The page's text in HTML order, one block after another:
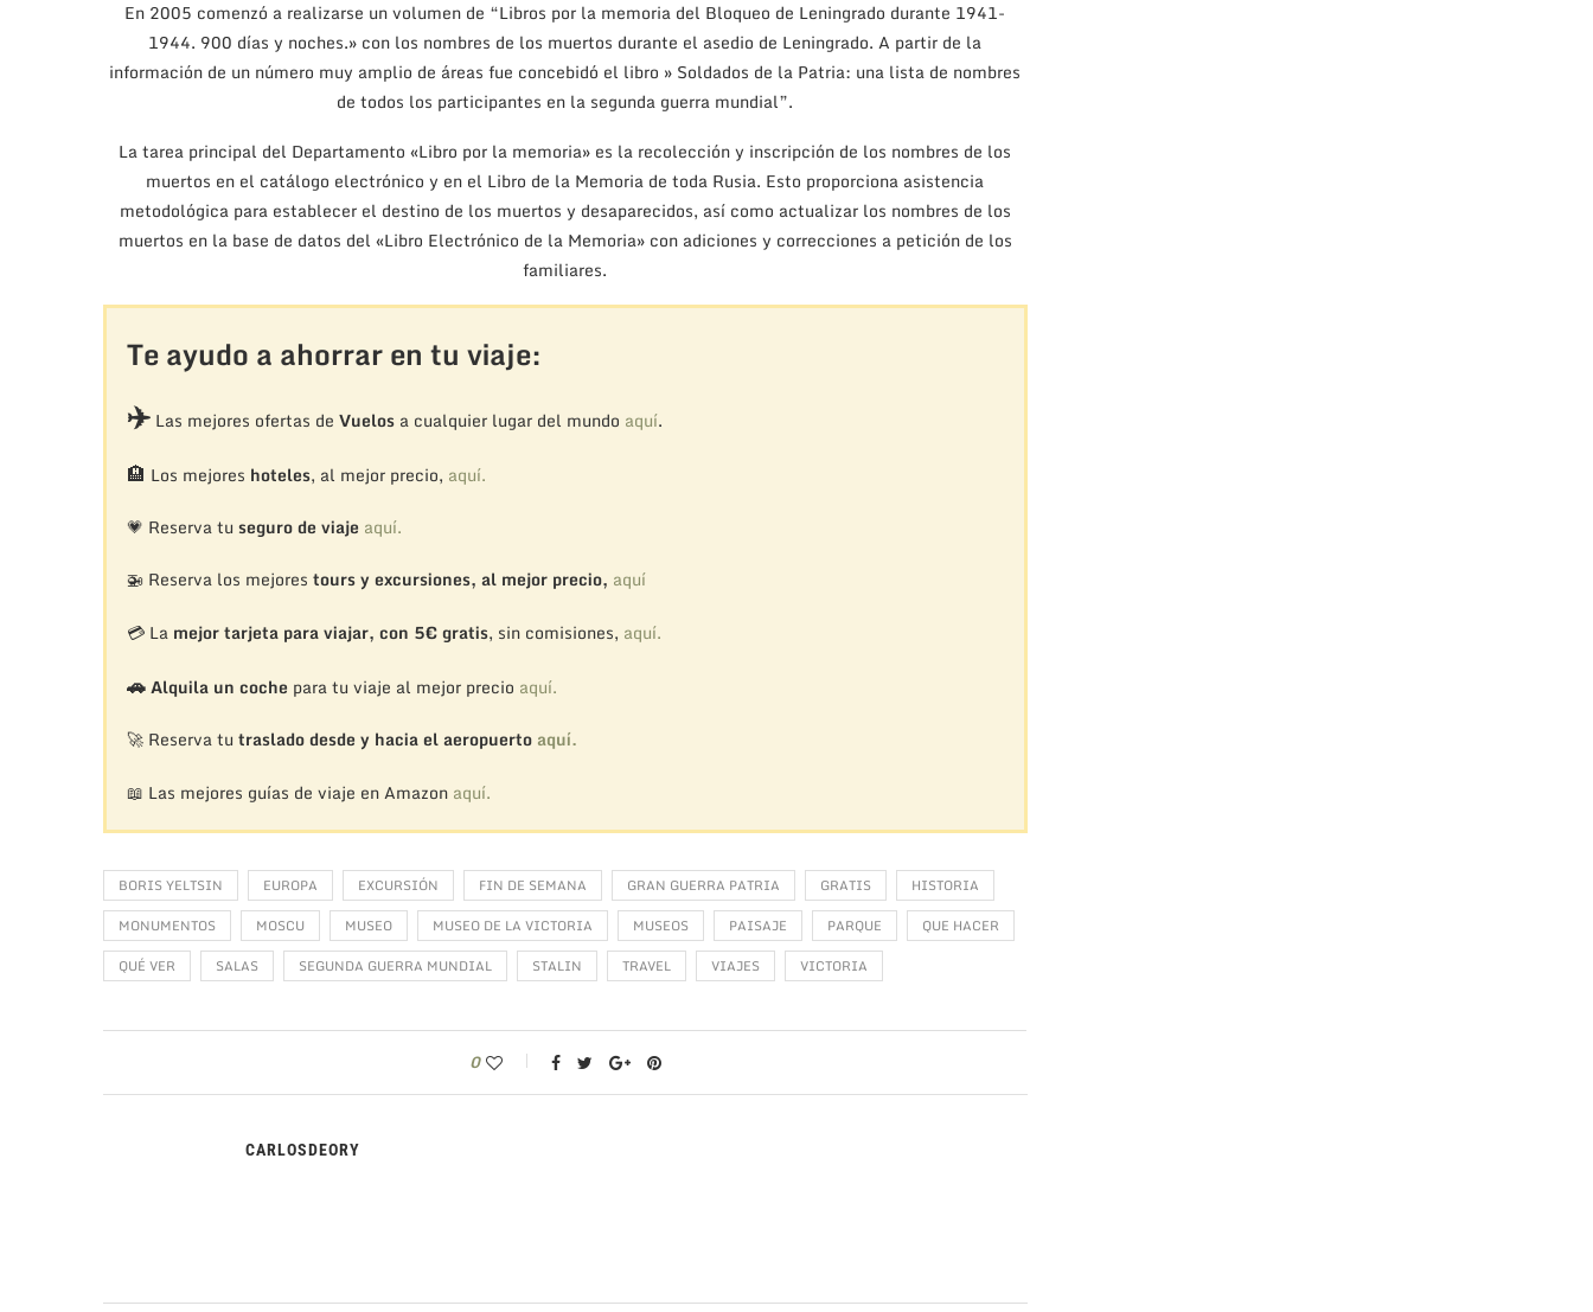
En 2005 comenzó a realizarse un volumen de “Libros por la memoria del Bloqueo de Leningrado durante 1941-
1944. 900 días y noches.» con los nombres de los muertos durante el asedio de Leningrado. A partir de la
información de un número muy amplio de áreas fue concebidó el libro » Soldados de la Patria: una lista de nombres
de todos los participantes en la segunda guerra mundial”.
La tarea principal del Departamento «Libro por la memoria» es la recolección y inscripción de los nombres de los
muertos en el catálogo electrónico y en el Libro de la Memoria de toda Rusia. Esto proporciona asistencia
metodológica para establecer el destino de los muertos y desaparecidos, así como actualizar los nombres de los
muertos en la base de datos del «Libro Electrónico de la Memoria» con adiciones y correcciones a petición de los
familiares.
Te ayudo a ahorrar en tu viaje:
✈️Las mejores ofertas de Vuelosa cualquier lugar del mundo aquí.
🏨 Los mejores hoteles, al mejor precio, aquí.
💗 Reserva tu seguro de viaje aquí.
🚁 Reserva los mejores tours y excursiones, al mejor precio, aquí
💳 La mejor tarjeta para viajar, con 5€ gratis, sin comisiones, aquí.
🚗Alquila un coche para tu viaje al mejor precio aquí.
🚀 Reserva tu traslado desde y hacia el aeropuerto aquí.
📖 Las mejores guías de viaje en Amazon aquí.
BORIS YELTSIN EUROPA EXCURSIÓN FIN DE SEMANA GRAN GUERRA PATRIA GRATIS
HISTORIA
MONUMENTOS
MOSCU MUSEO MUSEO DE LA VICTORIA MUSEOS PAISAJE PARQUE
QUE HACER
QUÉ VER
SALAS SEGUNDA GUERRA MUNDIAL STALIN TRAVEL VIAJES VICTORIA
0
CARLOSDEORY